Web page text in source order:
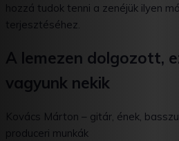
hozzá tudok tenni a zenéjük ilyen
terjesztéséhez.
A lemezen dolgozott,
vagyunk nekik
Kovács Márton – gitár, ének,
produceri munkák